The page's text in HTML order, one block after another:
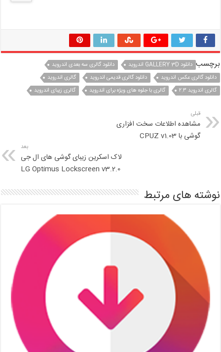
برچسب دانلود GALLERY 3D اندروید
دانلود گالری سه بعدی اندروید
دانلود گالری عکس اندروید
دانلود گالری قدیمی اندروید
گالری اندروید
گالری اندروید ۲.۳
گالری با جلوه های ویژه برای اندروید گالری زیبای اندروید
قبلی
مشاهده اطلاعات سخت افزاری
گوشی با CPUZ v1.03
بعد
لاک اسکرین زیبای گوشی های ال جی
LG Optimus Lockscreen v3.2.0
نوشته های مرتبط